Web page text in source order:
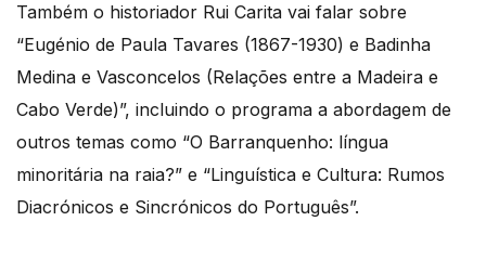
Também o historiador Rui Carita vai falar sobre
“Eugénio de Paula Tavares (1867-1930) e Badinha
Medina e Vasconcelos (Relações entre a Madeira e
Cabo Verde)”, incluindo o programa a abordagem de
outros temas como “O Barranquenho: língua
minoritária na raia?” e “Linguística e Cultura: Rumos
Diacrónicos e Sincrónicos do Português”.